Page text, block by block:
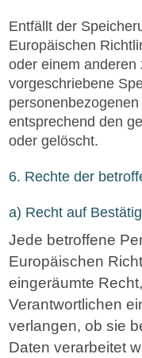
Entfällt der
Europäischen
oder einem anderen
vorgeschriebene
entsprechend den
oder gelöscht.
6. Rechte der
a) Recht auf
Jede betroffene
Europäischen
eingeräumte
Verantwortlichen
verlangen, ob sie
Daten verarbeitet